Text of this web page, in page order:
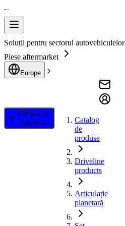
Soluții pentru sectorul autovehiculelor
Piese aftermarket
Europe
Filtrare și
căutare
Catalog
de
produse
Driveline
products
Articulație
planetară